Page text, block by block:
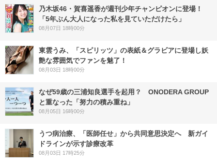
乃木坂46・賀喜遥香が週刊少年チャンピオンに登場！
「5年ぶん大人になった私を見ていただけたら」
08月07日 18時00分
東雲うみ、「スピリッツ」の表紙＆グラビアに登場し妖
艶な雰囲気でファンを魅了！
08月03日 18時00分
なぜ59歳の三浦知良選手を起用？ ONODERA GROUP
と重なった「努力の積み重ね」
08月05日 16時00分
うつ病治療、「医師任せ」から共同意思決定へ 新ガイ
ドラインが示す診療改革
08月03日 17時25分